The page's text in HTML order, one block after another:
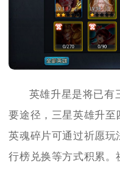
英雄升星是将已有
要途径，三星英雄升至
英魂碎片可通过祈愿
行榜兑换等方式积累。